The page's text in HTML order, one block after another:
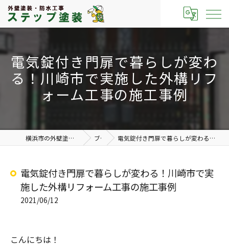
電気錠付き門扉で暮らしが変わ
る！川崎市で実施した外構リフ
ォーム工事の施工事例
横浜市の外壁塗装なら有限会社ステップ塗装 ブログ 電気錠付き門扉で暮らしが変わる！川崎市で実施した外構リフォーム工事の施工事例
電気錠付き門扉で暮らしが変わる！川崎市で実
施した外構リフォーム工事の施工事例
2021/06/12
こんにちは！